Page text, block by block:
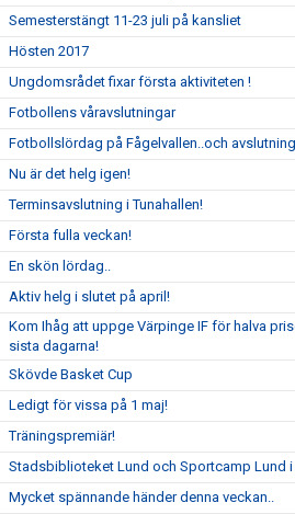
Semesterstängt 11-23 juli på kansliet
Hösten 2017
Ungdomsrådet fixar första aktiviteten !
Fotbollens våravslutningar
Fotbollslördag på Fågelvallen..och
Nu är det helg igen!
Terminsavslutning i Tunahallen!
Första fulla veckan!
En skön lördag..
Aktiv helg i slutet på april!
Kom Ihåg att uppge Värpinge IF för halva
sista dagarna!
Skövde Basket Cup
Ledigt för vissa på 1 maj!
Träningspremiär!
Stadsbiblioteket Lund och Sportcamp Lund i
Mycket spännande händer denna veckan..